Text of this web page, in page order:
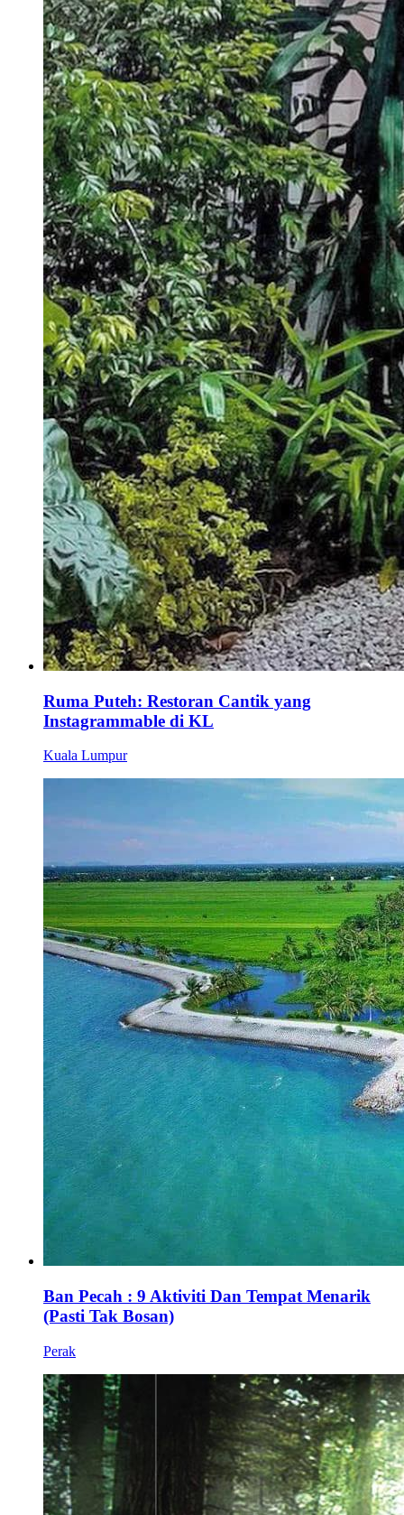
Ruma Puteh: Restoran Cantik yang
Instagrammable di KL
Kuala Lumpur
Ban Pecah : 9 Aktiviti Dan Tempat Menarik
(Pasti Tak Bosan)
Perak